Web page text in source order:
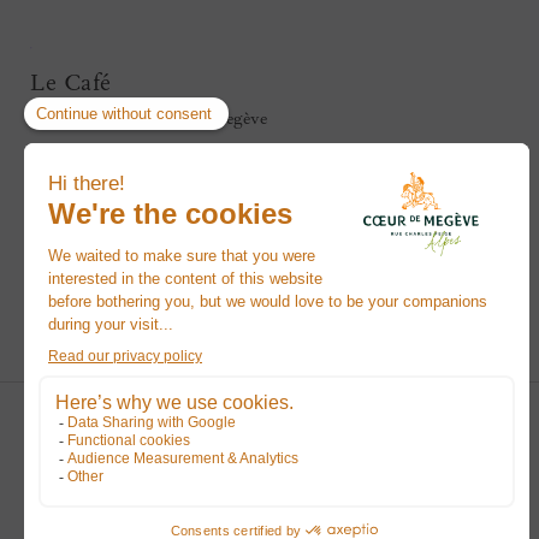
Le Café
196 Pl. de l'Église , 74120 Megève
Un dîner traditionnel aux accents savoyards vous attend tous
les soirs dans une ambiance piano-bar faisant la part belle à la
variété française. Le chef propose une cuisine typique avec des
produits soigneusement sélectionnés pour revisiter les grands
classiques de brasserie.
Contact
+33 4 50 21 02 60